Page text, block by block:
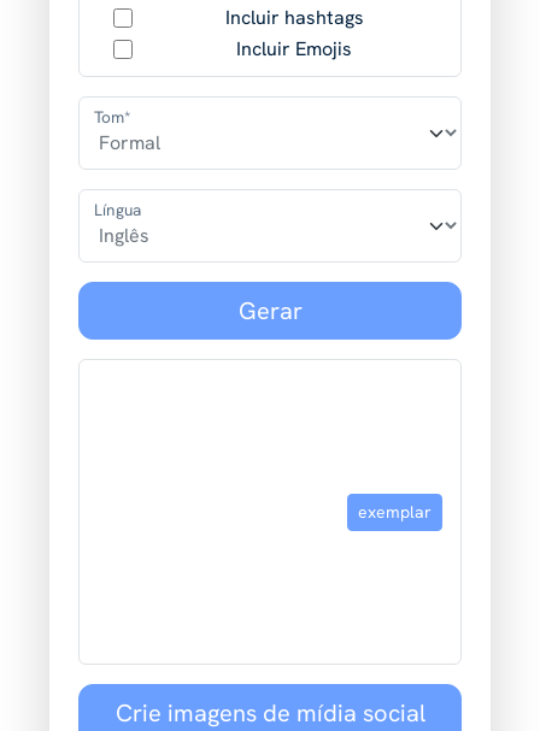
Incluir hashtags
Incluir Emojis
Tom*
Língua
Gerar
exemplar
Crie imagens de mídia social